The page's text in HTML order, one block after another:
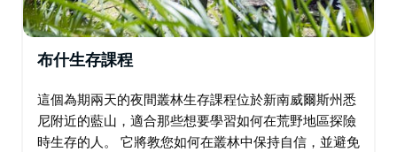
布什生存課程
這個為期兩天的夜間叢林生存課程位於新南威爾斯州悉
尼附近的藍山，適合那些想要學習如何在荒野地區探險
時生存的人。 它將教您如何在叢林中保持自信，並避免